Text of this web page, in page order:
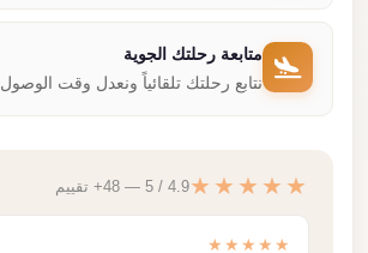
متابعة رحلتك الجوية
نتابع رحلتك تلقائياً ونعدل وقت الوصول.
★★★★★4.9 / 5 — 48+ تقييم
★★★★★